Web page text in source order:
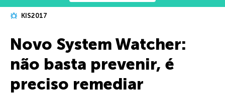
KIS2017
Novo System Watcher:
não basta prevenir, é
preciso remediar